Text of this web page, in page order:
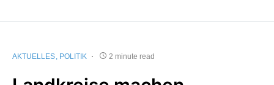
AKTUELLES POLITIK 2 minute read